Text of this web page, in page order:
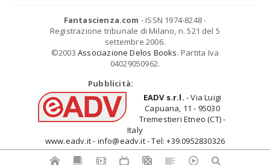
Fantascienza.com - ISSN 1974-8248 -
Registrazione tribunale di Milano, n. 521 del 5
settembre 2006.
©2003 Associazione Delos Books. Partita Iva
04029050962.
Pubblicità:
EADV s.r.l. - Via Luigi
Capuana, 11 - 95030
Tremestieri Etneo (CT) -
Italy
www.eadv.it - info@eadv.it - Tel: +39.0952830326